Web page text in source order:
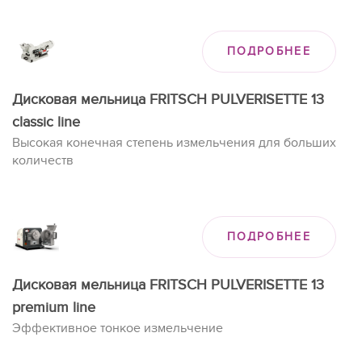
ПОДРОБНЕЕ
Дисковая мельница FRITSCH PULVERISETTE 13
classic line
Высокая конечная степень измельчения для больших
количеств
ПОДРОБНЕЕ
Дисковая мельница FRITSCH PULVERISETTE 13
premium line
Эффективное тонкое измельчение